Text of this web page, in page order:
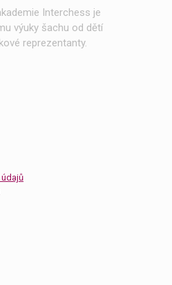
Interchess je
výuky šachu od dětí
reprezentanty.